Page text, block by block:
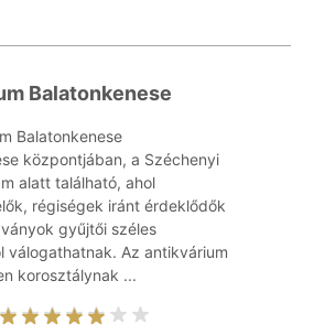
Balatonkenese
Balatonkenese
központjában, a Széchenyi
alatt található, ahol
régiségek iránt érdeklődők
gyűjtői széles
válogathatnak. Az antikvárium
korosztálynak ...